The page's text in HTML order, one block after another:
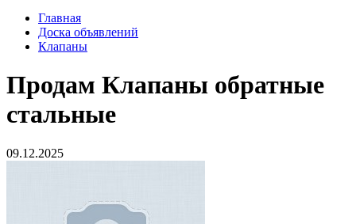
Главная
Доска объявлений
Клапаны
Продам Клапаны обратные
стальные
09.12.2025